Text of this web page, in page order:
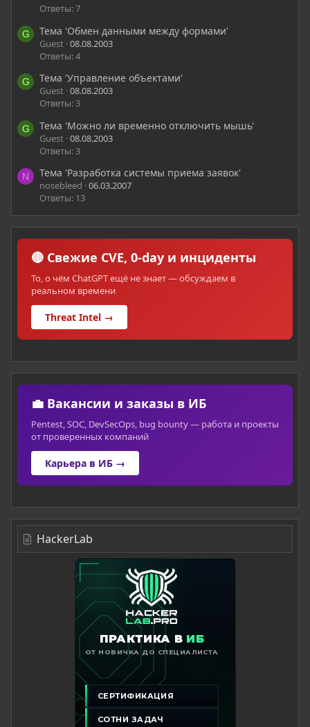
Ответы: 7
G Тема 'Обмен данными между формами'
Guest 08.08.2003
Ответы: 4
G Тема 'Управление объектами'
Guest 08.08.2003
Ответы: 3
G Тема 'Можно ли временно отключить мышь'
Guest 08.08.2003
Ответы: 3
N Тема 'Разработка системы приема заявок'
nosebleed 06.03.2007
Ответы: 13
🔴 Свежие CVE, 0-day и инциденты
То, о чём ChatGPT ещё не знает — обсуждаем в
реальном времени
Threat Intel →
💼 Вакансии и заказы в ИБ
Pentest, SOC, DevSecOps, bug bounty — работа и проекты
от проверенных компаний
Карьера в ИБ →
HackerLab